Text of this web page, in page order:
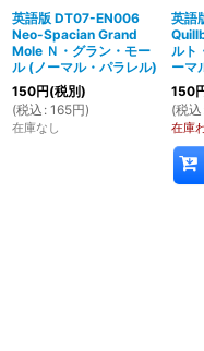
英語版 DT07-EN006
Neo-Spacian Grand
Mole Ｎ・グラン・モー
ル (ノーマル・パラレル)
150円(税別)
(税込 : 165円)
在庫なし
英語
ルト
ーマ
150
(税込
在庫